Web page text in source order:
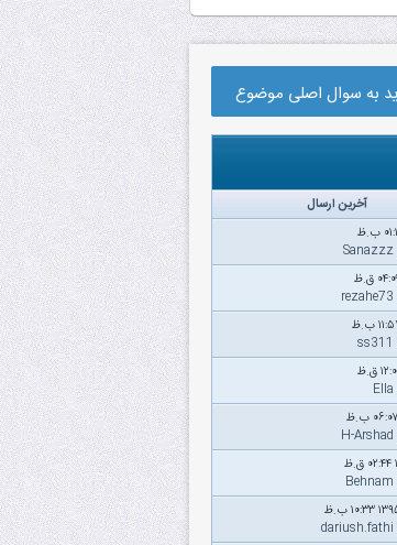
به سوال اصلی موضوع
آخرین ارسال
Sanazzz
rezahe73
ss311
Ella
H-Arshad
Behnam‌
dariush.fathi